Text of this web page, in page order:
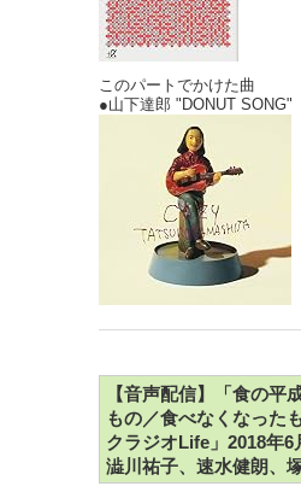
このパートでかけた曲
●山下達郎 "DONUT
【音声配信】「食の平
もの／食べなくなった
クラジオLife」2018年
澁川祐子、速水健朗、